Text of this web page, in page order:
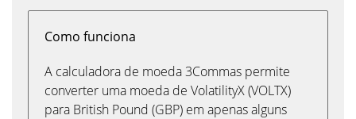
Como funciona
A calculadora de moeda 3Commas permite
converter uma moeda de VolatilityX (VOLTX)
para British Pound (GBP) em apenas alguns